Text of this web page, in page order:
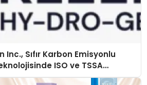
Sıfır Karbon Emisyonlu
ISO ve TSSA
Aldı